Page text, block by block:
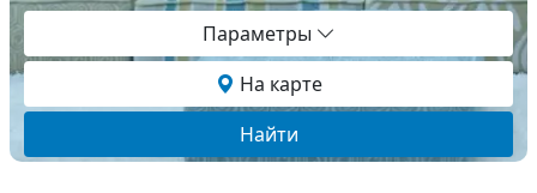
Параметры
На карте
Найти